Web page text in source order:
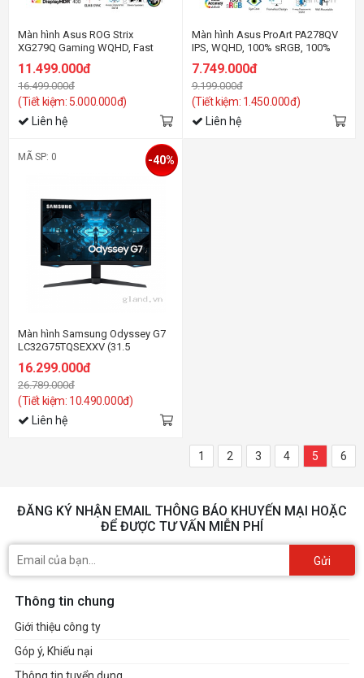
Màn hình Asus ROG Strix
XG279Q Gaming WQHD, Fast
IPS,170Hz, 1ms, ELMB SYNC, G-
SYNC, DisplayHDR™ 400
11.499.000đ
16.499.000đ
(Tiết kiệm: 5.000.000đ)
Liên hệ
Màn hình Asus ProArt PA278QV
IPS, WQHD, 100% sRGB, 100%
Rec. 709, ΔE < 2
7.749.000đ
9.199.000đ
(Tiết kiệm: 1.450.000đ)
Liên hệ
MÃ SP: 0
Màn hình Samsung Odyssey G7
LC32G75TQSEXXV (31.5
Sync/Cong)
16.299.000đ
26.789.000đ
(Tiết kiệm: 10.490.000đ)
-40%
Liên hệ
1 2 3 4 5 6
ĐĂNG KÝ NHẬN EMAIL THÔNG BÁO KHUYẾN MẠI HOẶC
ĐỂ ĐƯỢC TƯ VẤN MIỄN PHÍ
Gửi
Thông tin chung
Giới thiệu công ty
Góp ý, Khiếu nại
Thông tin tuyển dụng